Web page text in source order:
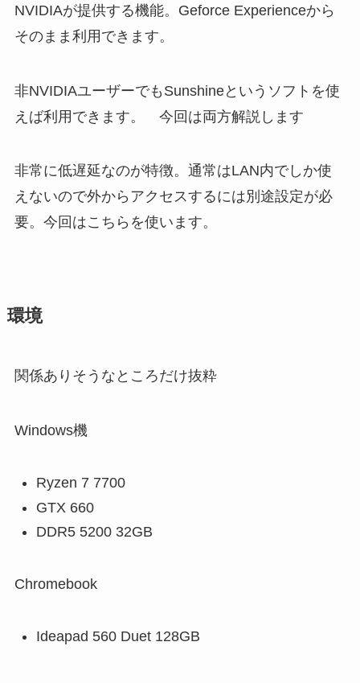
NVIDIAが提供する機能。Geforce Experienceから
そのまま利用できます。
非NVIDIAユーザーでもSunshineというソフトを使
えば利用できます。 今回は両方解説します
非常に低遅延なのが特徴。通常はLAN内でしか使
えないので外からアクセスするには別途設定が必
要。今回はこちらを使います。
環境
関係ありそうなところだけ抜粋
Windows機
Ryzen 7 7700
GTX 660
DDR5 5200 32GB
Chromebook
Ideapad 560 Duet 128GB